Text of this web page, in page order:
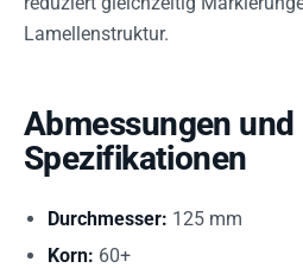
Lamellenstruktur.
Abmessungen und
Spezifikationen
Durchmesser: 125 mm
Korn: 60+